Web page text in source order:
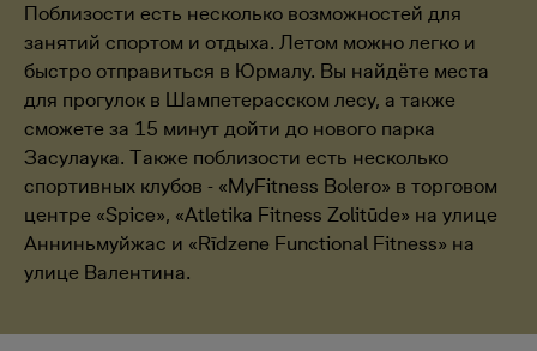
Поблизости есть несколько возможностей для
занятий спортом и отдыха. Летом можно легко и
быстро отправиться в Юрмалу. Вы найдёте места
для прогулок в Шампетерасском лесу, а также
сможете за 15 минут дойти до нового парка
Засулаука. Также поблизости есть несколько
спортивных клубов - «MyFitness Bolero» в торговом
центре «Spice», «Atletika Fitness Zolitūde» на улице
Анниньмуйжас и «Rīdzene Functional Fitness» на
улице Валентина.